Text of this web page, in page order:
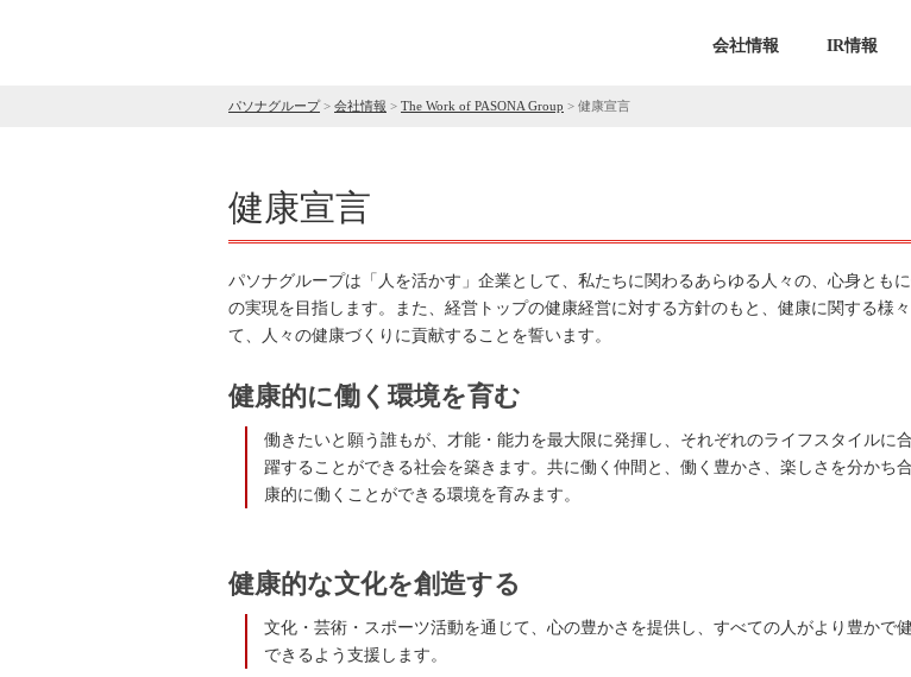
会社情報 IR情報
パソナグループ> 会社情報 > The Work of PASONA Group > 健康宣言
健康宣言
パソナグループは「人を活かす」企業として、私たちに関わるあらゆる人々の、心身とも
の実現を目指します。また、経営トップの健康経営に対する方針のもと、健康に関する様
て、人々の健康づくりに貢献することを誓います。
健康的に働く環境を育む
働きたいと願う誰もが、才能・能力を最大限に発揮し、それぞれのライフスタイルに
躍することができる社会を築きます。共に働く仲間と、働く豊かさ、楽しさを分かち
康的に働くことができる環境を育みます。
健康的な文化を創造する
文化・芸術・スポーツ活動を通じて、心の豊かさを提供し、すべての人がより豊かで
できるよう支援します。